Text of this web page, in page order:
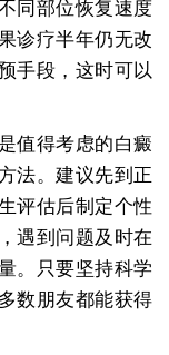
同部位恢复速度
诊疗半年仍无改
手段，这时可以
值得考虑的白癜
法。建议先到正
评估后制定个性
遇到问题及时在
。只要坚持科学
数朋友都能获得